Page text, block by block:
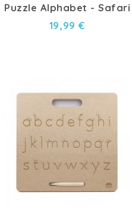
Puzzle Alphabet - Safari
19,99 €